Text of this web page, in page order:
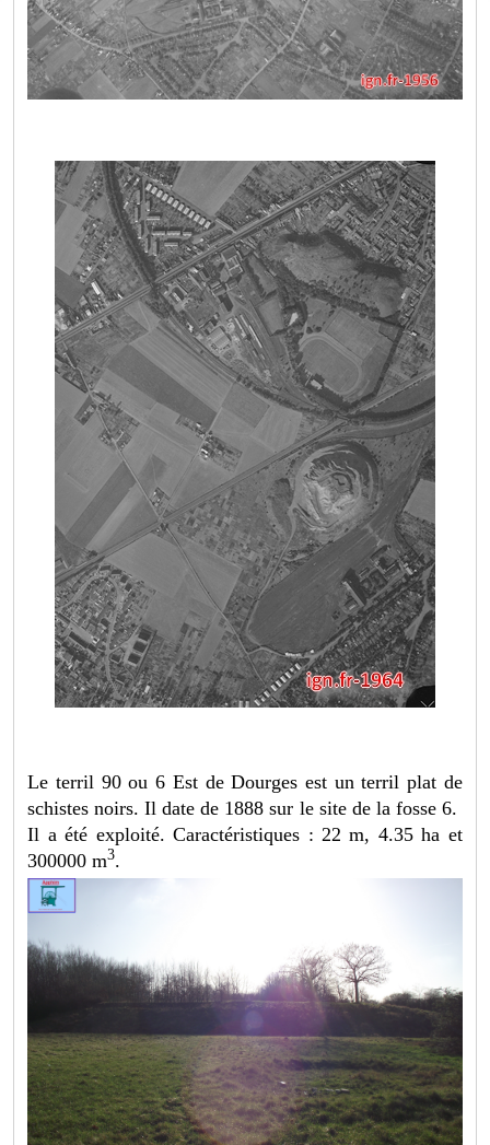
Le terril 90 ou 6 Est de Dourges est un terril plat de
schistes noirs. Il date de 1888 sur le site de la fosse 6.
Il a été exploité. Caractéristiques : 22 m, 4.35 ha et
300000 m3.